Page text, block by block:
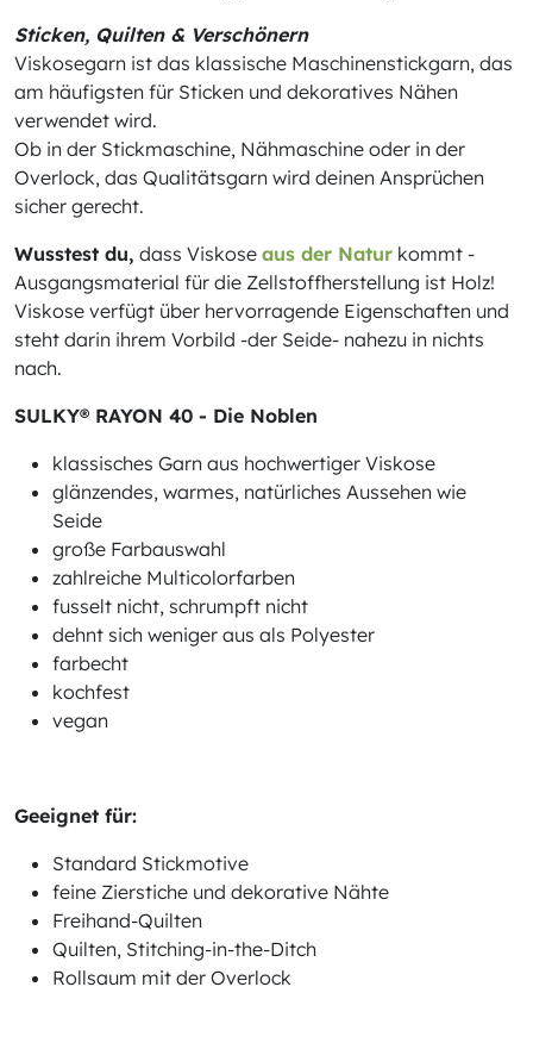
Sticken, Quilten & Verschönern
Viskosegarn ist das klassische Maschinenstickgarn, das
am häufigsten für Sticken und dekoratives Nähen
verwendet wird.
Ob in der Stickmaschine, Nähmaschine oder in der
Overlock, das Qualitätsgarn wird deinen Ansprüchen
sicher gerecht.
Wusstest du, dass Viskose aus der Natur kommt -
Ausgangsmaterial für die Zellstoffherstellung ist Holz!
Viskose verfügt über hervorragende Eigenschaften und
steht darin ihrem Vorbild -der Seide- nahezu in nichts
nach.
SULKY® RAYON 40 - Die Noblen
klassisches Garn aus hochwertiger Viskose
glänzendes, warmes, natürliches Aussehen wie
Seide
große Farbauswahl
zahlreiche Multicolorfarben
fusselt nicht, schrumpft nicht
dehnt sich weniger aus als Polyester
farbecht
kochfest
vegan
Geeignet für:
Standard Stickmotive
feine Zierstiche und dekorative Nähte
Freihand-Quilten
Quilten, Stitching-in-the-Ditch
Rollsaum mit der Overlock